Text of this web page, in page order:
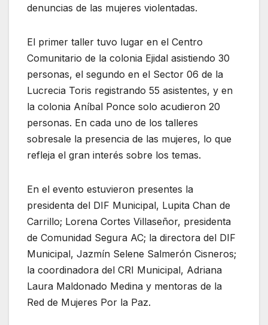
denuncias de las mujeres violentadas.
El primer taller tuvo lugar en el Centro
Comunitario de la colonia Ejidal asistiendo 30
personas, el segundo en el Sector 06 de la
Lucrecia Toris registrando 55 asistentes, y en
la colonia Aníbal Ponce solo acudieron 20
personas. En cada uno de los talleres
sobresale la presencia de las mujeres, lo que
refleja el gran interés sobre los temas.
En el evento estuvieron presentes la
presidenta del DIF Municipal, Lupita Chan de
Carrillo; Lorena Cortes Villaseñor, presidenta
de Comunidad Segura AC; la directora del DIF
Municipal, Jazmín Selene Salmerón Cisneros;
la coordinadora del CRI Municipal, Adriana
Laura Maldonado Medina y mentoras de la
Red de Mujeres Por la Paz.